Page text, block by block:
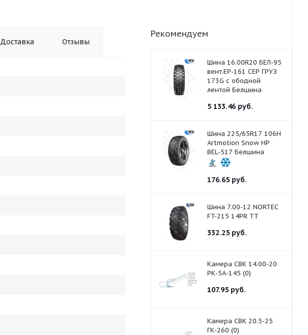
Доставка Отзывы
Рекомендуем
Шина 16.00R20 БЕЛ-95
вент.ЕР-161 СЕР ГРУЗ
173G с ободной
лентой Белшина
5 133.46 руб.
Шина 225/65R17 106H
Artmotion Snow HP
BEL-517 Белшина
176.65 руб.
Шина 7.00-12 NORTEC
FT-215 14PR ТТ
332.25 руб.
Камера СВК 14.00-20
РК-5А-145 (0)
107.95 руб.
Камера СВК 20.5-25
ГК-260 (0)